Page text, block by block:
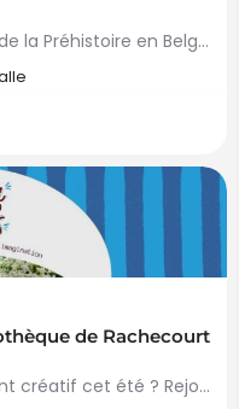
Découvrez le plus grand musée de la Préhistoire en Belgique, à Flémalle (Liège). Explorez la grotte de…
de Rachecourt
Envie de passer un super moment créatif cet été ? Rejoignez-nous à la bibliothèque de…